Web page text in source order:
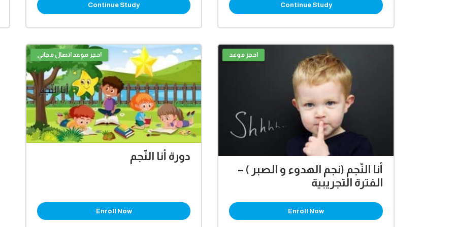
Continue Study
Continue Study
احجز موعد
أنا النّجم (نجم الهدوء و الصبر ) –
الفترة التجريبية
Enroll Now
احجز موعد اتصال مجاني
دورة أنا النّجم
Enroll Now